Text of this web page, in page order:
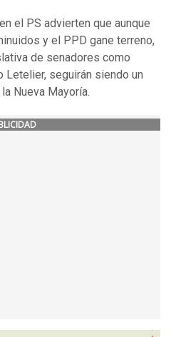
el PS advierten que aunque
y el PPD gane terreno,
de senadores como
Letelier, seguirán siendo un
Nueva Mayoría.